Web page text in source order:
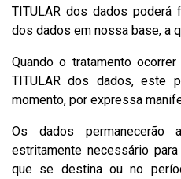
TITULAR dos dados poderá
dos dados em nossa base, a
Quando o tratamento
TITULAR dos dados, este
momento, por expressa
Os dados permanecerão
estritamente necessário
que se destina ou no